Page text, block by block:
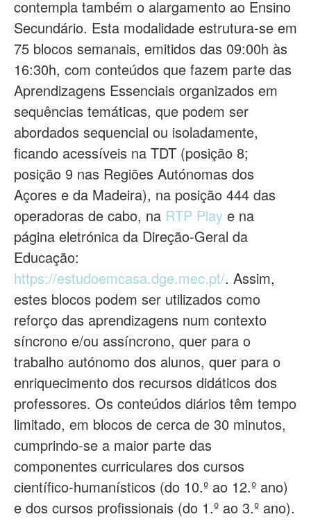
contempla também o alargamento ao Ensino
Secundário. Esta modalidade estrutura-se em
75 blocos semanais, emitidos das 09:00h às
16:30h, com conteúdos que fazem parte das
Aprendizagens Essenciais organizados em
sequências temáticas, que podem ser
abordados sequencial ou isoladamente,
ficando acessíveis na TDT (posição 8;
posição 9 nas Regiões Autónomas dos
Açores e da Madeira), na posição 444 das
operadoras de cabo, na RTP Play e na
página eletrónica da Direção-Geral da
Educação:
https://estudoemcasa.dge.mec.pt/. Assim,
estes blocos podem ser utilizados como
reforço das aprendizagens num contexto
síncrono e/ou assíncrono, quer para o
trabalho autónomo dos alunos, quer para o
enriquecimento dos recursos didáticos dos
professores. Os conteúdos diários têm tempo
limitado, em blocos de cerca de 30 minutos,
cumprindo-se a maior parte das
componentes curriculares dos cursos
científico-humanísticos (do 10.º ao 12.º ano)
e dos cursos profissionais (do 1.º ao 3.º ano).